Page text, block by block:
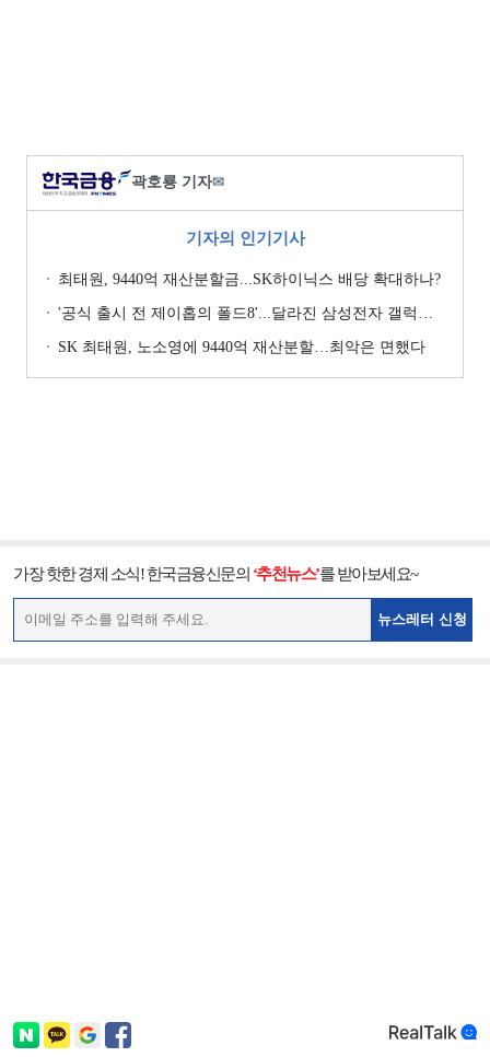
곽호룡 기자✉
기자의 인기기사
최태원, 9440억 재산분할금...SK하이닉스 배당 확대하나?
'공식 출시 전 제이홉의 폴드8'...달라진 삼성전자 갤럭시 마케팅?
SK 최태원, 노소영에 9440억 재산분할…최악은 면했다
가장 핫한 경제 소식! 한국금융신문의 ‘추천뉴스’를 받아보세요~
뉴스레터 신청